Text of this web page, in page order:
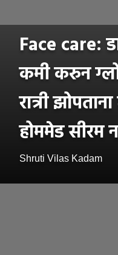
Face care:
कमी करुन
रात्री
होममेड सीरम
Shruti Vilas Kadam